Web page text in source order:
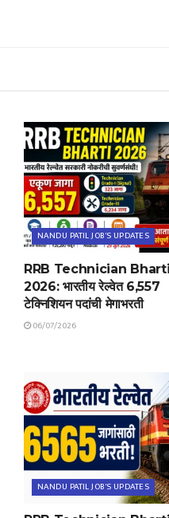
NANDU PATIL JOB'S UPDATES
RRB Technician Bharti
2026: भारतीय रेल्वेत 6,557
टेक्निशियन पदांची मेगाभरती
06/07/2026
NANDU PATIL JOB'S UPDATES